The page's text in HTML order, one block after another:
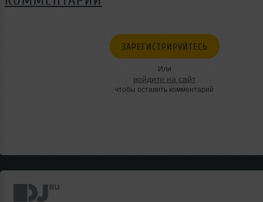
ЗАРЕГИСТРИРУЙТЕСЬ
Или
войдите на сайт
чтобы оставить комментарий